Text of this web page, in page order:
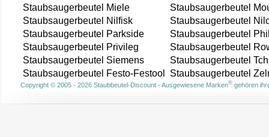
Staubsaugerbeutel Miele
Staubsaugerbeutel
Staubsaugerbeutel Nilfisk
Staubsaugerbeutel
Staubsaugerbeutel Parkside
Staubsaugerbeutel
Staubsaugerbeutel Privileg
Staubsaugerbeutel
Staubsaugerbeutel Siemens
Staubsaugerbeutel
Staubsaugerbeutel Festo-Festool
Staubsaugerbeutel
Copyright © 2005 - 2026 Staubbeutel-Discount - Ausgewiesene Marken®gehören